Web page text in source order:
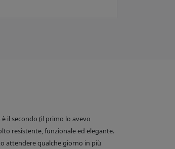
il secondo (il primo lo avevo
resistente, funzionale ed elegante.
attendere qualche giorno in più